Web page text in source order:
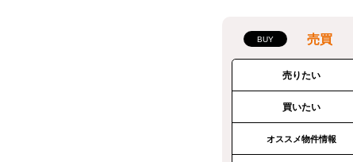
売買
売りたい
買いたい
オススメ物件情報